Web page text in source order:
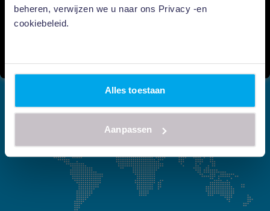
beheren, verwijzen we u naar ons Privacy -en
cookiebeleid.
Alles toestaan
Aanpassen